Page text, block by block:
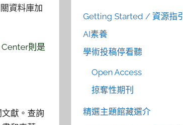
資料庫加
則是
獻。查詢
Getting Started / 資源指引
AI素養
學術投稿停看聽
Open Access
掠奪性期刊
精選主題館藏選介